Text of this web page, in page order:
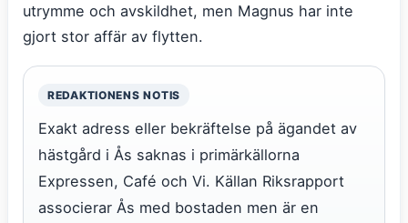
utrymme och avskildhet, men Magnus har inte
gjort stor affär av flytten.
REDAKTIONENS NOTIS
Exakt adress eller bekräftelse på ägandet av
hästgård i Ås saknas i primärkällorna
Expressen, Café och Vi. Källan Riksrapport
associerar Ås med bostaden men är en